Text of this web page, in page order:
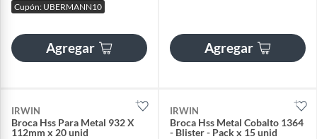
Cupón: UBERMANN10
Agregar Agregar
IRWIN
Broca Hss Para Metal 932 X
112mm x 20 unid
IRWIN
Broca Hss Metal Cobalto 1364
- Blister - Pack x 15 unid